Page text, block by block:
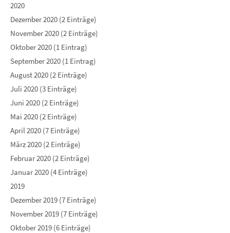
2020
Dezember 2020 (2 Einträge)
November 2020 (2 Einträge)
Oktober 2020 (1 Eintrag)
September 2020 (1 Eintrag)
August 2020 (2 Einträge)
Juli 2020 (3 Einträge)
Juni 2020 (2 Einträge)
Mai 2020 (2 Einträge)
April 2020 (7 Einträge)
März 2020 (2 Einträge)
Februar 2020 (2 Einträge)
Januar 2020 (4 Einträge)
2019
Dezember 2019 (7 Einträge)
November 2019 (7 Einträge)
Oktober 2019 (6 Einträge)